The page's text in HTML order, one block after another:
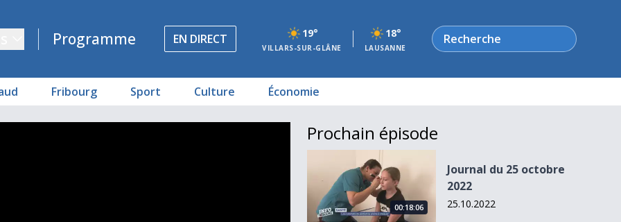
Programme EN DIRECT 19°
VILLARS-SUR-GLÂNE
18°
LAUSANNE
Rechercher
Fribourg Sport Culture Économie
Prochain épisode
Journal du 25 octobre 2022
00:18:06
Journal du 25 octobre
2022
25.10.2022